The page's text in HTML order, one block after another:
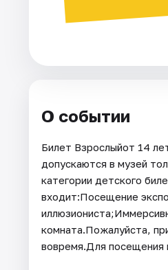
О событии
Билет Взрослыйот 14
допускаются в музей
категории детского
входит:Посещение
комната.Пожалуйста,
вовремя.Для посещения